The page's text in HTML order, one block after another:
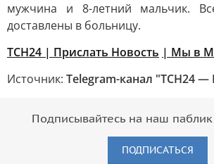
мужчина и 8-летний мальчик.
доставлены в больницу.
ТСН24 | Прислать Новость | Мы в
Источник: Telegram-канал "ТСН24
Подписывайтесь на наш паблик
ПОДПИСАТЬСЯ